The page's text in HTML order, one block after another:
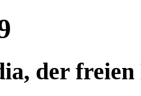
der